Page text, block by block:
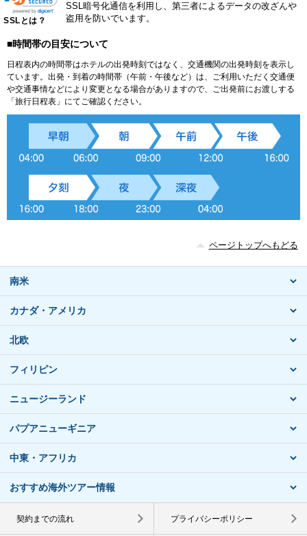
SSLとは？
SSL暗号化通信を利用し、第三者によるデータの改ざんや
盗用を防いでいます。
■時間帯の目安について
日程表内の時間帯はホテルの出発時刻ではなく、交通機関の出発時刻を表示し
ています。出発・到着の時間帯（午前・午後など）は、ご利用いただく交通便
や交通事情などにより変更となる場合がありますので、ご出発前にお渡しする
「旅行日程表」にてご確認ください。
ページトップへもどる
南米
カナダ・アメリカ
北欧
フィリピン
ニュージーランド
パプアニューギニア
中東・アフリカ
おすすめ海外ツアー情報
契約までの流れ プライバシーポリシー